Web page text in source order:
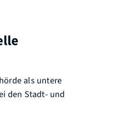
als untere
den Stadt- und